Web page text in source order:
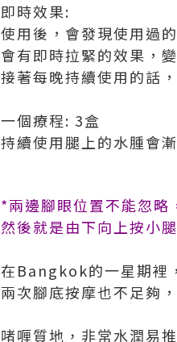
即時效果:
使用後，會發現使用過
會有即時拉緊的效果，
接著每晚持續使用的話
一個療程: 3盒
持續使用腿上的水腫會
*兩邊腳眼位置不能忽略
然後就是由下向上按小
在Bangkok的一星期裡
兩次腳底按摩也不足夠
啫喱質地，非常水潤易